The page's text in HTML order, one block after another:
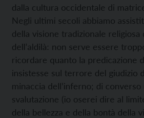
dalla cultura occidentale di
Negli ultimi secoli abbiamo
della visione tradizionale religiosa
dell’aldilà: non serve essere
ricordare quanto la predicazione
insistesse sul terrore del giudizio
minaccia dell’inferno; di converso
svalutazione (io oserei dire al
della bellezza e della bontà della